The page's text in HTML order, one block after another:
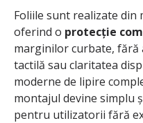
Foliile sunt realizate din
oferind o protecție
marginilor curbate, fără
tactilă sau claritatea
moderne de lipire
montajul devine simplu
pentru utilizatorii fără